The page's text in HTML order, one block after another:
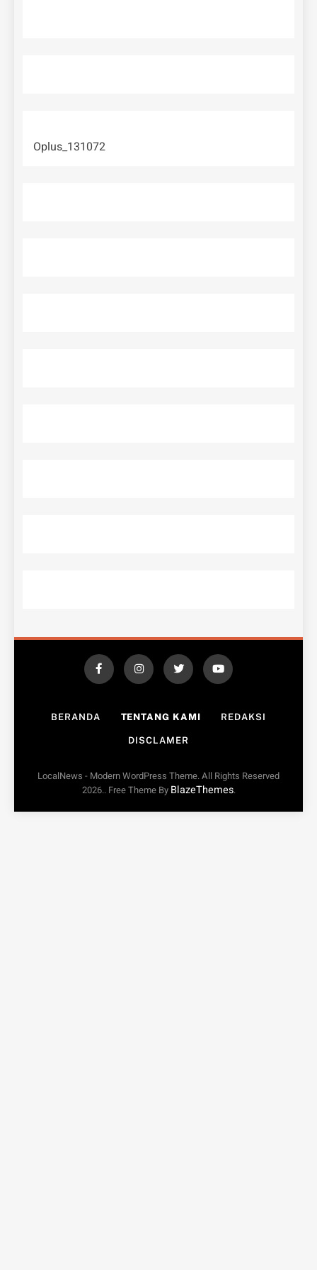
Oplus_131072
BERANDA TENTANG KAMI REDAKSI
DISCLAMER
LocalNews - Modern WordPress Theme. All Rights Reserved
2026.. Free Theme By BlazeThemes.